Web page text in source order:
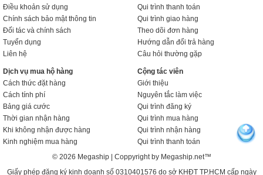
Điều khoản sử dụng
Chính sách bảo mật thông tin
Đối tác và chính sách
Tuyển dụng
Liên hệ
Qui trình thanh toán
Qui trình giao hàng
Theo dõi đơn hàng
Hướng dẫn đổi trả hàng
Câu hỏi thường gặp
Dịch vụ mua hộ hàng
Cách thức đặt hàng
Cách tính phí
Bảng giá cước
Thời gian nhận hàng
Khi không nhận được hàng
Kinh nghiệm mua hàng
Cộng tác viên
Giới thiệu
Nguyên tắc làm việc
Qui trình đăng ký
Qui trình mua hàng
Qui trình nhận hàng
Qui trình thanh toán
© 2026 Megaship | Coppyright by Megaship.net™
Giấy phép đăng ký kinh doanh số 0310401576 do sở KHĐT TP.HCM cấp ngày